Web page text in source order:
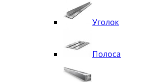
Уголок
Полоса